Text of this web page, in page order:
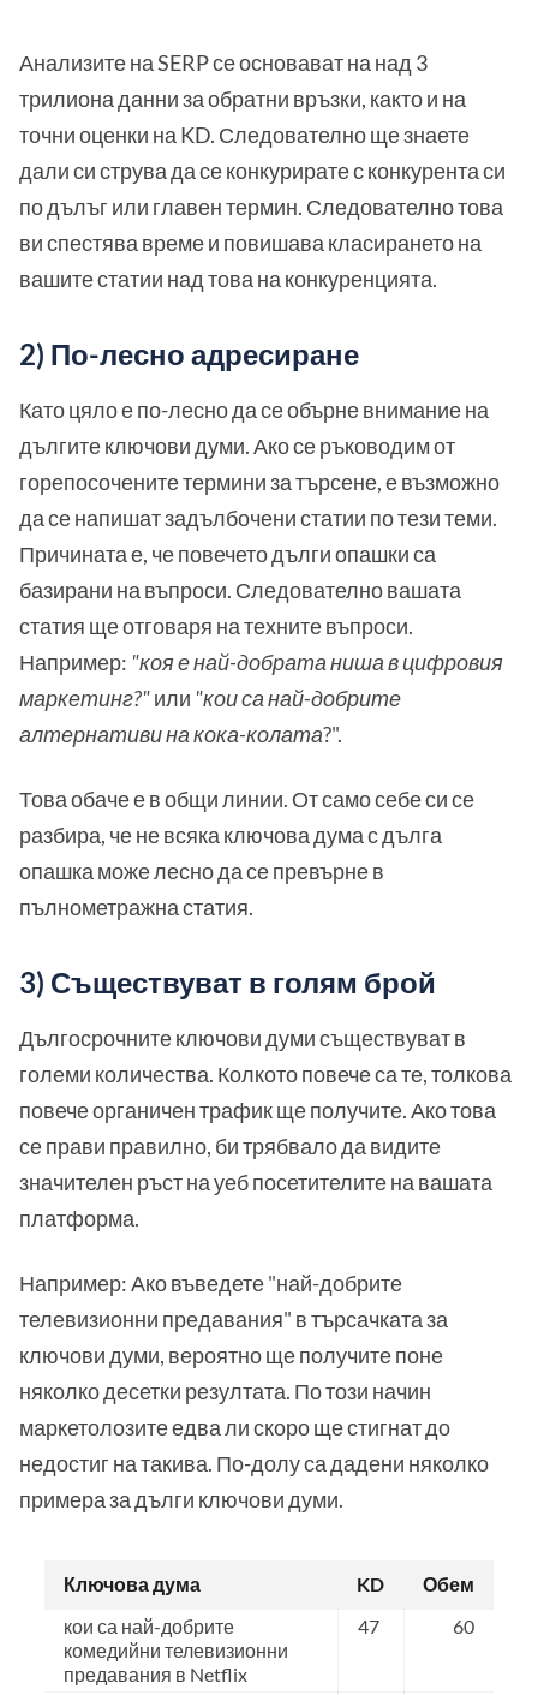
Анализите на SERP се основават на над 3
трилиона данни за обратни връзки, както и на
точни оценки на KD. Следователно ще знаете
дали си струва да се конкурирате с конкурента си
по дълъг или главен термин. Следователно това
ви спестява време и повишава класирането на
вашите статии над това на конкуренцията.
2) По-лесно адресиране
Като цяло е по-лесно да се обърне внимание на
дългите ключови думи. Ако се ръководим от
горепосочените термини за търсене, е възможно
да се напишат задълбочени статии по тези теми.
Причината е, че повечето дълги опашки са
базирани на въпроси. Следователно вашата
статия ще отговаря на техните въпроси.
Например: "коя е най-добрата ниша в цифровия
маркетинг?"или "кои са най-добрите
алтернативи на кока-колата?".
Това обаче е в общи линии. От само себе си се
разбира, че не всяка ключова дума с дълга
опашка може лесно да се превърне в
пълнометражна статия.
3) Съществуват в голям брой
Дългосрочните ключови думи съществуват в
големи количества. Колкото повече са те, толкова
повече органичен трафик ще получите. Ако това
се прави правилно, би трябвало да видите
значителен ръст на уеб посетителите на вашата
платформа.
Например: Ако въведете "най-добрите
телевизионни предавания" в търсачката за
ключови думи, вероятно ще получите поне
няколко десетки резултата. По този начин
маркетолозите едва ли скоро ще стигнат до
недостиг на такива. По-долу са дадени няколко
примера за дълги ключови думи.
Ключова дума KD
Обем
кои са най-добрите
комедийни телевизионни
предавания в Netflix
47 60